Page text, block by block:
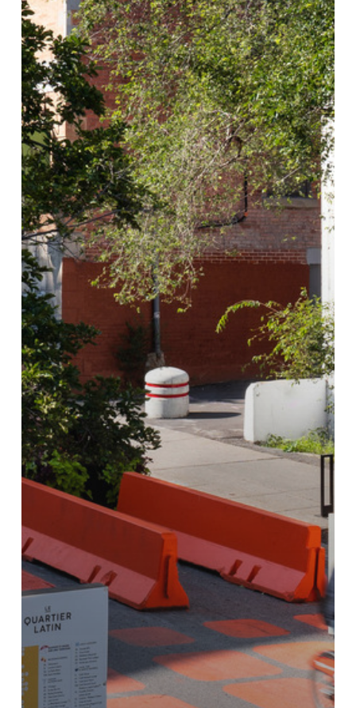
ェ
ー
ス
と
し
て
の
都
市：
ux
デ
ザ
イ
ン
を
使
用
し
た
み
や
す
い
都
市
を